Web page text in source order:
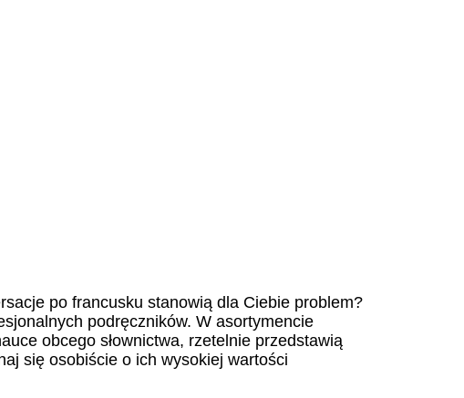
po francusku stanowią dla Ciebie problem?
podręczników. W asortymencie
obcego słownictwa, rzetelnie przedstawią
się osobiście o ich wysokiej wartości